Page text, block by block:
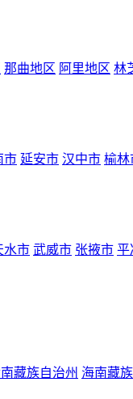
那曲地区 阿里地区 林
市 延安市 汉中市 榆林
水市 武威市 张掖市 平
藏族自治州 海南藏